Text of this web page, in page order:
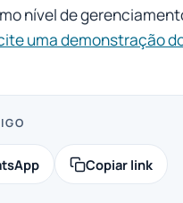
nível de
uma demonstração
Copiar link